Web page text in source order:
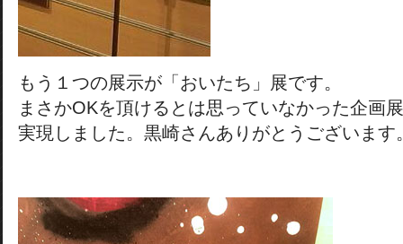
もう１つの展示が「おいたち」展です。
まさかOKを頂けるとは思っていなかった企画
実現しました。黒崎さんありがとうございます